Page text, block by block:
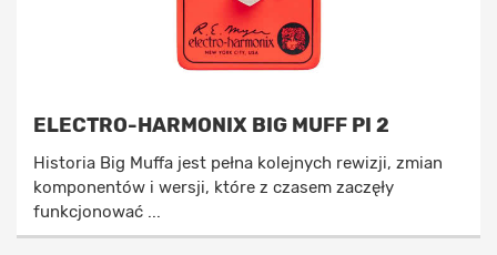
ELECTRO-HARMONIX BIG MUFF PI 2
Historia Big Muffa jest pełna kolejnych rewizji, zmian
komponentów i wersji, które z czasem zaczęły
funkcjonować ...